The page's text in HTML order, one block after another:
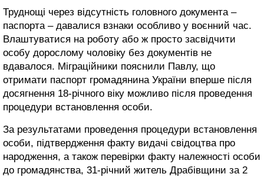
Труднощі через відсутність головного документа –
паспорта – давалися взнаки особливо у воєнний час.
Влаштуватися на роботу або ж просто засвідчити
особу дорослому чоловіку без документів не
вдавалося. Міграційники пояснили Павлу, що
отримати паспорт громадянина України вперше після
досягнення 18-річного віку можливо після проведення
процедури встановлення особи.
За результатами проведення процедури встановлення
особи, підтвердження факту видачі свідоцтва про
народження, а також перевірки факту належності особи
до громадянства, 31-річний житель Драбівщини за 2